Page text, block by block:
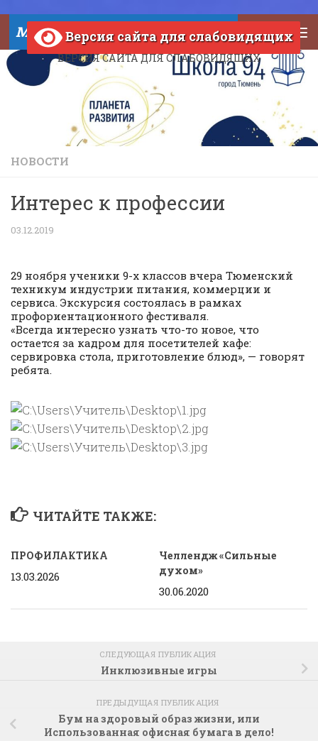
Skip to content
МАОУ СОШ №94 города Тюмени
ВЕРСИЯ САЙТА ДЛЯ СЛАБОВИДЯЩИХ
Версия сайта для слабовидящих
НОВОСТИ
Интерес к профессии
03.12.2019
29 ноября ученики 9-х классов вчера Тюменский
техникум индустрии питания, коммерции и
сервиса. Экскурсия состоялась в рамках
профориентационного фестиваля.
«Всегда интересно узнать что-то новое, что
остается за кадром для посетителей кафе:
сервировка стола, приготовление блюд», — говорят
ребята.
ЧИТАЙТЕ ТАКЖЕ:
ПРОФИЛАКТИКА
13.03.2026
Челлендж «Сильные
духом»
30.06.2020
СЛЕДУЮЩАЯ ПУБЛИКАЦИЯ
Инклюзивные игры
ПРЕДЫДУЩАЯ ПУБЛИКАЦИЯ
Бум на здоровый образ жизни, или
Использованная офисная бумага в дело!